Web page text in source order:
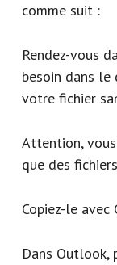
comme suit :
Rendez-vous
besoin dans le
votre fichier
Attention,
que des
Copiez-le avec
Dans Outlook,